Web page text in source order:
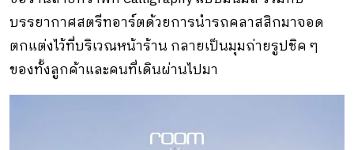
บรรยากาศสตรีทอาร์ตด้วยการนำรถคลาสสิกมาจอด
ตกแต่งไว้ที่บริเวณหน้าร้าน กลายเป็นมุมถ่ายรูปชิค ๆ
ของทั้งลูกค้าและคนที่เดินผ่านไปมา